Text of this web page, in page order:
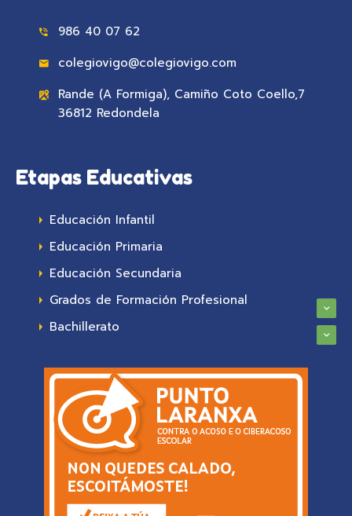
986 40 07 62
colegiovigo@colegiovigo.com
Rande (A Formiga), Camiño Coto Coello,7
36812 Redondela
Etapas Educativas
Educación Infantil
Educación Primaria
Educación Secundaria
Grados de Formación Profesional
Bachillerato